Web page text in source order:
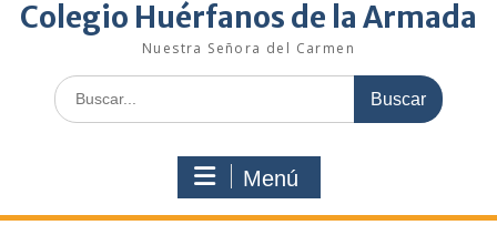
Colegio Huérfanos de la Armada
Nuestra Señora del Carmen
Buscar:
Menú